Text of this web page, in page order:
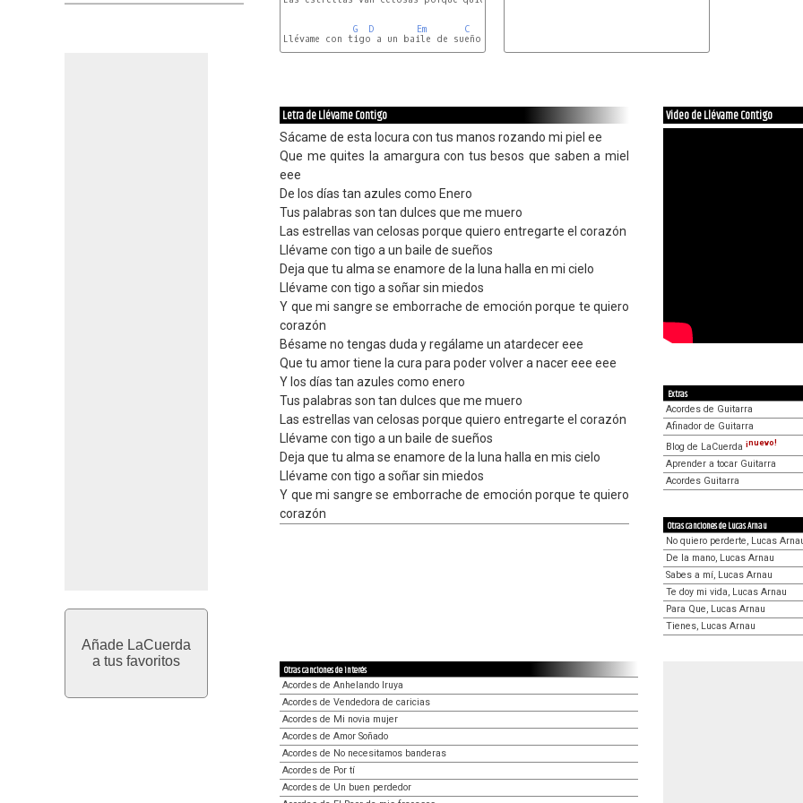
Añade LaCuerda
a tus favoritos
G D Em
C
Llévame con tigo a un baile de sueños
Letra de Llévame Contigo
Sácame de esta locura con tus manos rozando mi piel ee
Que me quites la amargura con tus besos que saben a miel
eee
De los días tan azules como Enero
Tus palabras son tan dulces que me muero
Las estrellas van celosas porque quiero entregarte el corazón
Llévame con tigo a un baile de sueños
Deja que tu alma se enamore de la luna halla en mi cielo
Llévame con tigo a soñar sin miedos
Y que mi sangre se emborrache de emoción porque te quiero
corazón
Bésame no tengas duda y regálame un atardecer eee
Que tu amor tiene la cura para poder volver a nacer eee eee
Y los días tan azules como enero
Tus palabras son tan dulces que me muero
Las estrellas van celosas porque quiero entregarte el corazón
Llévame con tigo a un baile de sueños
Deja que tu alma se enamore de la luna halla en mis cielo
Llévame con tigo a soñar sin miedos
Y que mi sangre se emborrache de emoción porque te quiero
corazón
Video de Llévame Contigo
Extras
Acordes de Guitarra
Afinador de Guitarra
Blog de LaCuerda ¡nuevo!
Aprender a tocar Guitarra
Acordes Guitarra
Otras canciones de Lucas Arnau
No quiero perderte, Lucas
De la mano, Lucas Arnau
Sabes a mí, Lucas Arnau
Te doy mi vida, Lucas Arnau
Para Que, Lucas Arnau
Tienes, Lucas Arnau
Otras canciones de interés
Acordes de Anhelando Iruya
Acordes de Vendedora de caricias
Acordes de Mi novia mujer
Acordes de Amor Soñado
Acordes de No necesitamos banderas
Acordes de Por tí
Acordes de Un buen perdedor